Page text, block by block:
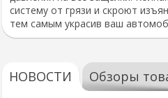
систему от грязи и скроют
тем самым украсив ваш
НОВОСТИ Обзоры